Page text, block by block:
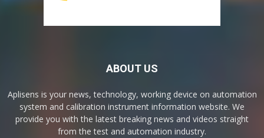
ABOUT US
Aplisens is your news, technology, working device on automation
system and calibration instrument information website. We
provide you with the latest breaking news and videos straight
from the test and automation industry.